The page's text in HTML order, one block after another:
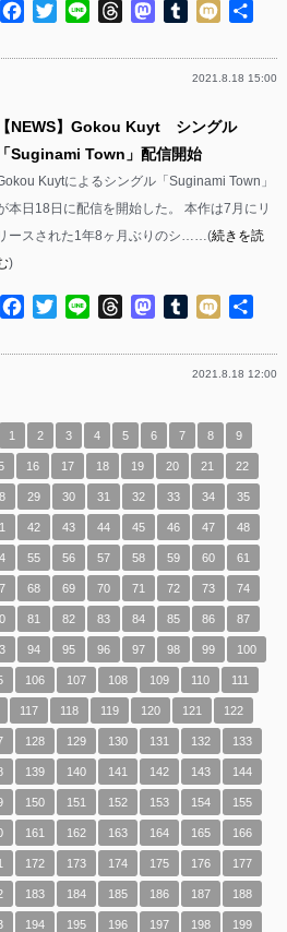
Facebook
TwitterLine ThreadsMastodon
Tumblr
Mixi
2021.8.18 15:00
【NEWS】Gokou Kuyt シングル
「Suginami Town」配信開始
Kuytによるシングル「Suginami Town」
本日18日に配信を開始した。 本作は7月にリ
リースされた1年8ヶ月ぶりのシ……(続きを読
)
Facebook
TwitterLine ThreadsMastodon
Tumblr
Mixi
2021.8.18 12:00
1 2 3 4 5 6 7 8 9
16 17 18 19 20 21 22
29 30 31 32 33 34 35
42 43 44 45 46 47 48
55 56 57 58 59 60 61
68 69 70 71 72 73 74
81 82 83 84 85 86 87
94 95 96 97 98 99 100
106 107 108 109 110 111
117 118 119 120 121 122
128 129 130 131 132 133
139 140 141 142 143 144
150 151 152 153 154 155
161 162 163 164 165 166
172 173 174 175 176 177
183 184 185 186 187 188
194 195 196 197 198 199